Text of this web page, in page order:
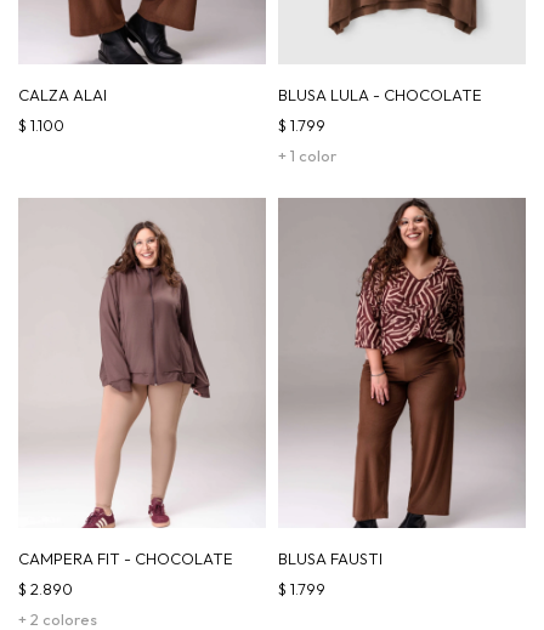
CALZA ALAI
$ 1.100
BLUSA LULA - CHOCOLATE
+ 1 color
$ 1.799
CAMPERA FIT - CHOCOLATE
+ 2 colores
$ 2.890
BLUSA FAUSTI
$ 1.799